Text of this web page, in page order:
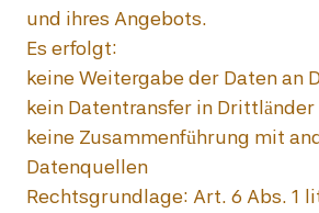
und ihres Angebots.
Es erfolgt:
keine Weitergabe der Daten an
kein Datentransfer in Drittländer
keine Zusammenführung mit
Datenquellen
Rechtsgrundlage: Art. 6 Abs. 1